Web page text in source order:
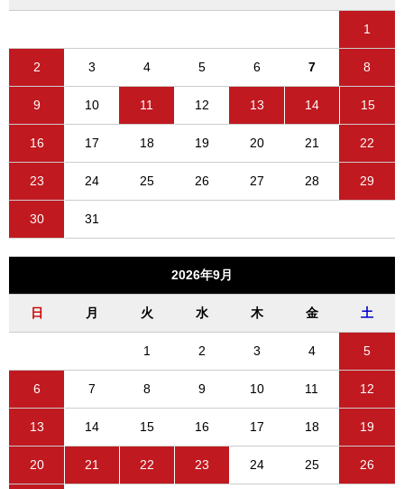
1
2 3 4 5 6 7 8
9 10 11 12 13 14 15
16 17 18 19 20 21 22
23 24 25 26 27 28 29
30 31
2026年9月
日 月 火 水 木 金 土
1 2 3 4 5
6 7 8 9 10 11 12
13 14 15 16 17 18 19
20 21 22 23 24 25 26